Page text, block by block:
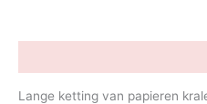
Lange ketting van papieren